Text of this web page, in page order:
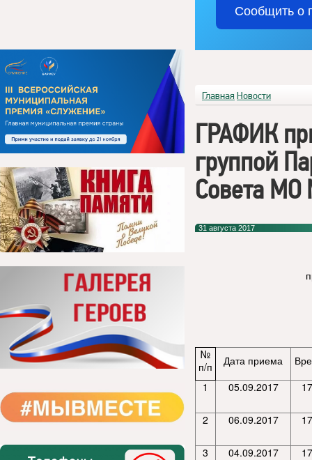
Сообщить о
Главная Новости
ГРАФИК
группой
Совета МО
31 августа 2017
№
п/п
Дата приема
1
05.09.2017
2 06.09.2017
3 04.09.2017